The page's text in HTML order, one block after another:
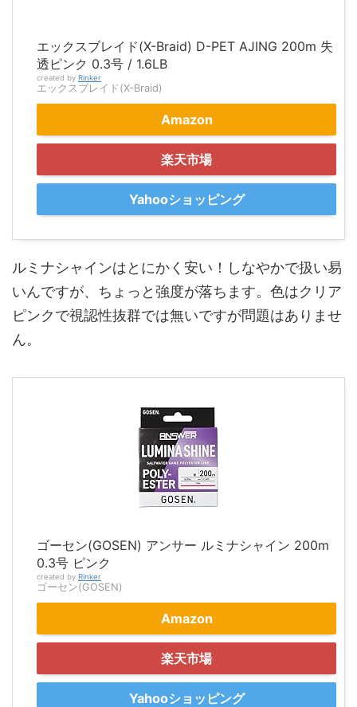
エックスブレイド(X-Braid) D-PET AJING 200m 失
透ピンク 0.3号 / 1.6LB
created by Rinker
エックスブレイド(X-Braid)
Amazon
楽天市場
Yahooショッピング
ルミナシャインはとにかく安い！しなやかで扱い易
いんですが、ちょっと強度が落ちます。色はクリア
ピンクで視認性抜群では無いですが問題はありませ
ん。
ゴーセン(GOSEN) アンサー ルミナシャイン 200m
0.3号 ピンク
created by Rinker
ゴーセン(GOSEN)
Amazon
楽天市場
Yahooショッピング